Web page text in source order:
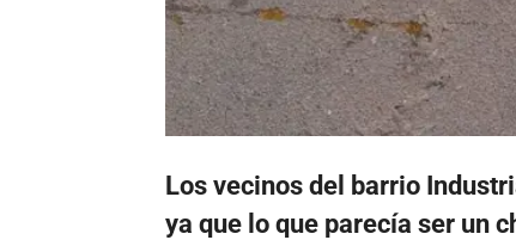
Los vecinos del barrio
ya que lo que parecía ser un